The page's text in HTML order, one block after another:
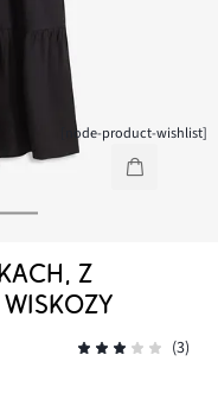
[node-product-wishlist]
Z
(3)